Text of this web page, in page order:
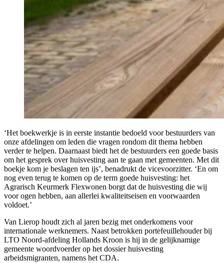
‘Het boekwerkje is in eerste instantie bedoeld voor bestuurders van
onze afdelingen om leden die vragen rondom dit thema hebben
verder te helpen. Daarnaast biedt het de bestuurders een goede basis
om het gesprek over huisvesting aan te gaan met gemeenten. Met dit
boekje kom je beslagen ten ijs’, benadrukt de vicevoorzitter. ‘En om
nog even terug te komen op de term goede huisvesting: het
Agrarisch Keurmerk Flexwonen borgt dat de huisvesting die wij
voor ogen hebben, aan allerlei kwaliteitseisen en voorwaarden
voldoet.’
Van Lierop houdt zich al jaren bezig met onderkomens voor
internationale werknemers. Naast betrokken portefeuillehouder bij
LTO Noord-afdeling Hollands Kroon is hij in de gelijknamige
gemeente woordvoerder op het dossier huisvesting
arbeidsmigranten, namens het CDA.